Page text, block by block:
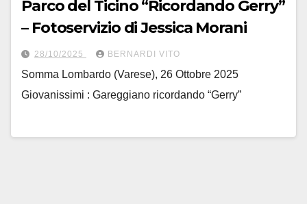
Parco del Ticino “Ricordando Gerry”
– Fotoservizio di Jessica Morani
28/10/2025 BERNARDI VITO
Somma Lombardo (Varese), 26 Ottobre 2025
Giovanissimi : Gareggiano ricordando “Gerry”